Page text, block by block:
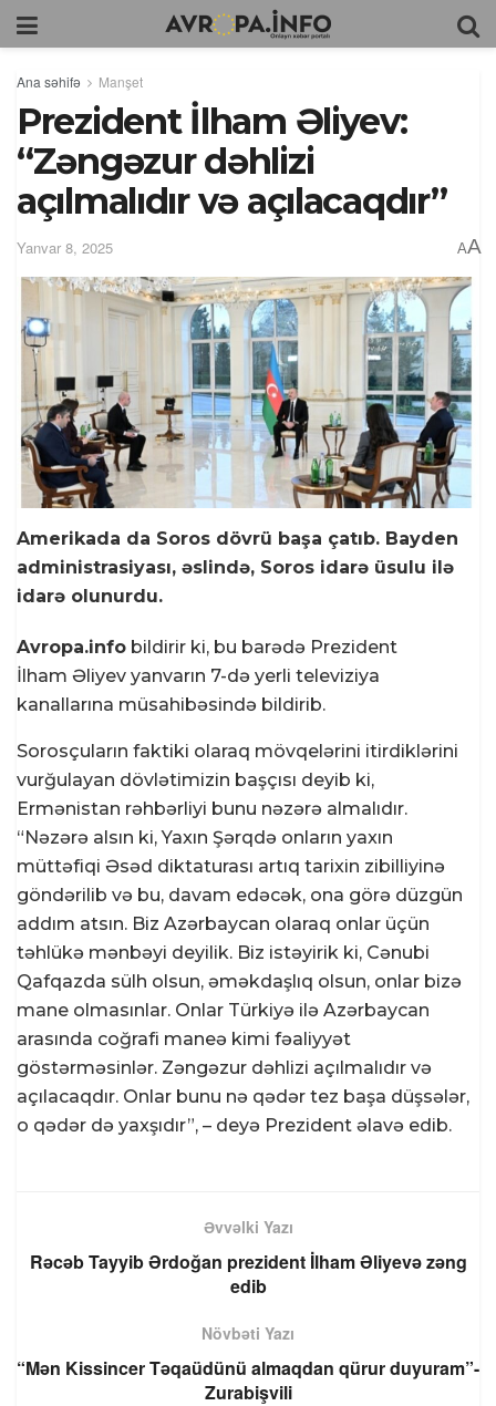
Ana səhifə Manşet
Prezident İlham Əliyev:
“Zəngəzur dəhlizi
açılmalıdır və açılacaqdır”
Yanvar 8, 2025 AA
Amerikada da Soros dövrü başa çatıb. Bayden
administrasiyası, əslində, Soros idarə üsulu ilə
idarə olunurdu.
Avropa.info bildirir ki, bu barədə Prezident
İlham Əliyev yanvarın 7-də yerli televiziya
kanallarına müsahibəsində bildirib.
Sorosçuların faktiki olaraq mövqelərini itirdiklərini
vurğulayan dövlətimizin başçısı deyib ki,
Ermənistan rəhbərliyi bunu nəzərə almalıdır.
“Nəzərə alsın ki, Yaxın Şərqdə onların yaxın
müttəfiqi Əsəd diktaturası artıq tarixin zibilliyinə
göndərilib və bu, davam edəcək, ona görə düzgün
addım atsın. Biz Azərbaycan olaraq onlar üçün
təhlükə mənbəyi deyilik. Biz istəyirik ki, Cənubi
Qafqazda sülh olsun, əməkdaşlıq olsun, onlar bizə
mane olmasınlar. Onlar Türkiyə ilə Azərbaycan
arasında coğrafi maneə kimi fəaliyyət
göstərməsinlər. Zəngəzur dəhlizi açılmalıdır və
açılacaqdır. Onlar bunu nə qədər tez başa düşsələr,
o qədər də yaxşıdır”, – deyə Prezident əlavə edib.
Əvvəlki Yazı
Rəcəb Tayyib Ərdoğan prezident İlham Əliyevə zəng
edib
Növbəti Yazı
“Mən Kissincer Təqaüdünü almaqdan qürur duyuram”-
Zurabişvili